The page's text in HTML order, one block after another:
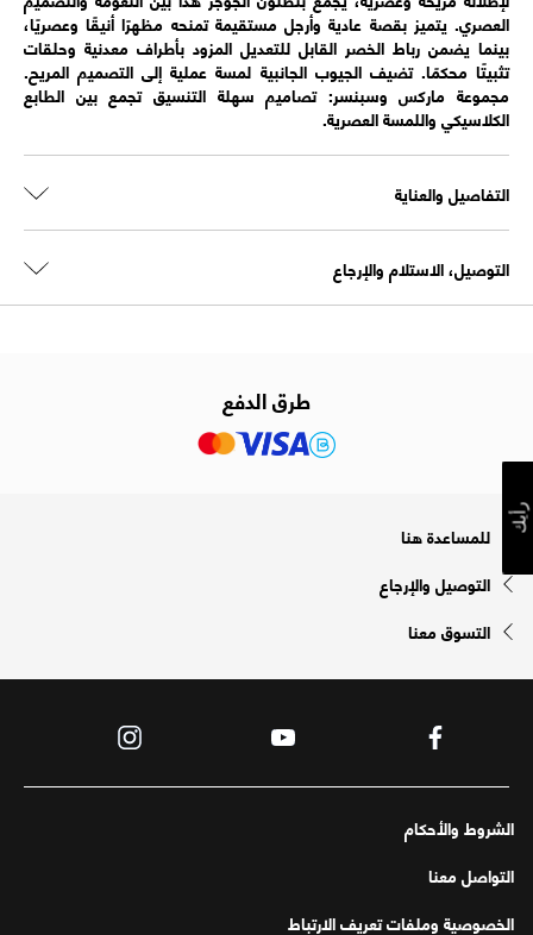
العصري. يتميز بقصة عادية وأرجل مستقيمة تمنحه مظهرًا أنيقًا وعصريًا،
بينما يضمن رباط الخصر القابل للتعديل المزود بأطراف معدنية وحلقات
تثبيتًا محكمًا. تضيف الجيوب الجانبية لمسة عملية إلى التصميم المريح.
مجموعة ماركس وسبنسر: تصاميم سهلة التنسيق تجمع بين الطابع
الكلاسيكي واللمسة العصرية.
التفاصيل والعناية
التوصيل، الاستلام والإرجاع
طرق الدفع
للمساعدة هنا
التوصيل والإرجاع
التسوق معنا
الشروط والأحكام
التواصل معنا
الخصوصية وملفات تعريف الارتباط
رأيك